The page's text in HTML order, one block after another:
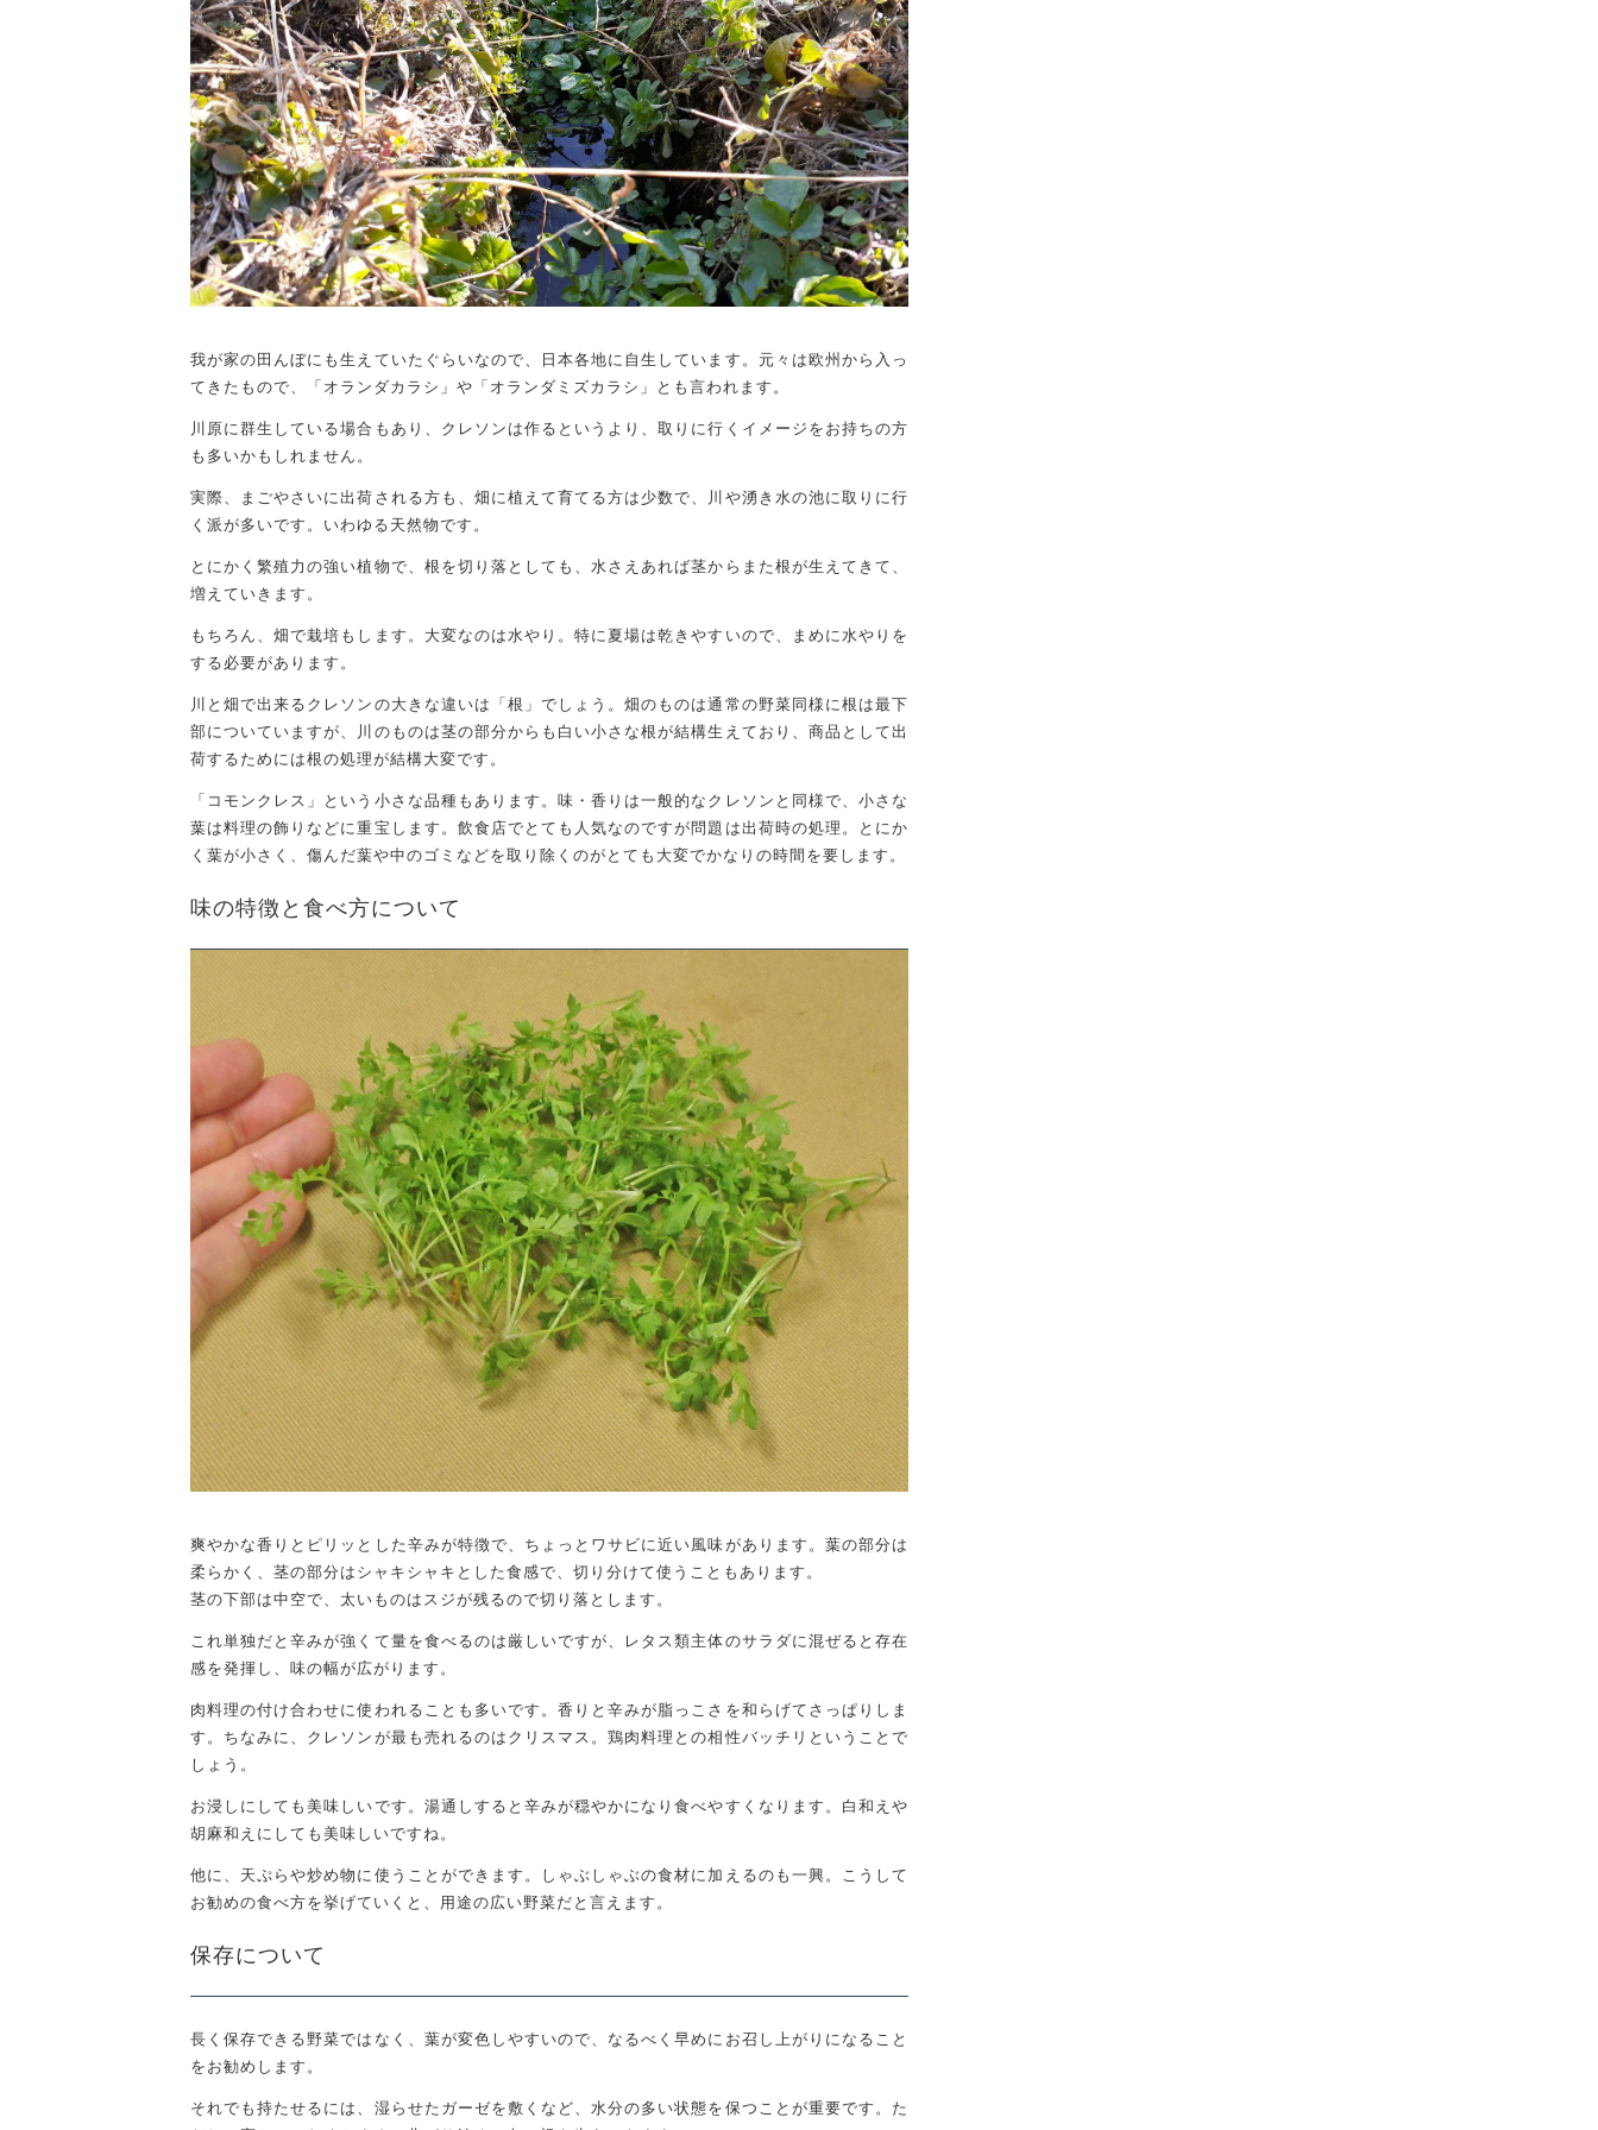
我が家の田んぼにも生えていたぐらいなので、日本各地に自生しています。元々は欧州から入っ
てきたもので、「オランダカラシ」や「オランダミズカラシ」とも言われます。
川原に群生している場合もあり、クレソンは作るというより、取りに行くイメージをお持ちの方
も多いかもしれません。
実際、まごやさいに出荷される方も、畑に植えて育てる方は少数で、川や湧き水の池に取りに行
く派が多いです。いわゆる天然物です。
とにかく繁殖力の強い植物で、根を切り落としても、水さえあれば茎からまた根が生えてきて、
増えていきます。
もちろん、畑で栽培もします。大変なのは水やり。特に夏場は乾きやすいので、まめに水やりを
する必要があります。
川と畑で出来るクレソンの大きな違いは「根」でしょう。畑のものは通常の野菜同様に根は最下
部についていますが、川のものは茎の部分からも白い小さな根が結構生えており、商品として出
荷するためには根の処理が結構大変です。
「コモンクレス」という小さな品種もあります。味・香りは一般的なクレソンと同様で、小さな
葉は料理の飾りなどに重宝します。飲食店でとても人気なのですが問題は出荷時の処理。とにか
く葉が小さく、傷んだ葉や中のゴミなどを取り除くのがとても大変でかなりの時間を要します。
味の特徴と食べ方について
爽やかな香りとピリッとした辛みが特徴で、ちょっとワサビに近い風味があります。葉の部分は
柔らかく、茎の部分はシャキシャキとした食感で、切り分けて使うこともあります。
茎の下部は中空で、太いものはスジが残るので切り落とします。
これ単独だと辛みが強くて量を食べるのは厳しいですが、レタス類主体のサラダに混ぜると存在
感を発揮し、味の幅が広がります。
肉料理の付け合わせに使われることも多いです。香りと辛みが脂っこさを和らげてさっぱりしま
す。ちなみに、クレソンが最も売れるのはクリスマス。鶏肉料理との相性バッチリということで
しょう。
お浸しにしても美味しいです。湯通しすると辛みが穏やかになり食べやすくなります。白和えや
胡麻和えにしても美味しいですね。
他に、天ぷらや炒め物に使うことができます。しゃぶしゃぶの食材に加えるのも一興。こうして
お勧めの食べ方を挙げていくと、用途の広い野菜だと言えます。
保存について
長く保存できる野菜ではなく、葉が変色しやすいので、なるべく早めにお召し上がりになること
をお勧めします。
それでも持たせるには、湿らせたガーゼを敷くなど、水分の多い状態を保つことが重要です。た